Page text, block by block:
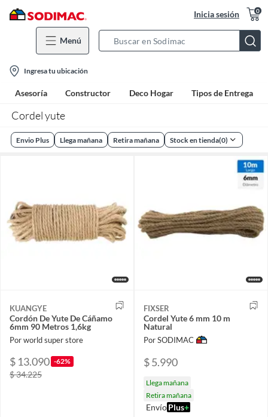
Inicia sesión 0
Menú
Bar
location-
icon
Ingresa tu ubicación
Asesoría Constructor Deco Hogar Tipos de Entrega
Cordel yute
Envio Plus Llega mañana Retira mañana Stock en tienda(0)
KUANGYE
Cordón De Yute De Cáñamo
6mm 90 Metros 1,6kg
Por world super store
$ 13.090 -62%
$ 34.225
FIXSER
Cordel Yute 6 mm 10 m
Natural
Por SODIMAC
$ 5.990
Llega mañana
Retira mañana
EnvíoPlus+